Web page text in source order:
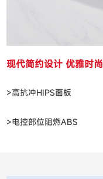
现代简约设计 优雅时尚
>高抗冲HIPS面板
>电控部位阻燃ABS